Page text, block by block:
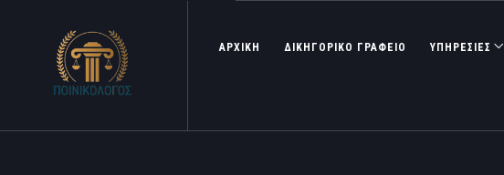
ΑΡΧΙΚΗ ΔΙΚΗΓΟΡΙΚΟ ΓΡΑΦΕΙΟ ΥΠΗΡΕΣΙΕΣ